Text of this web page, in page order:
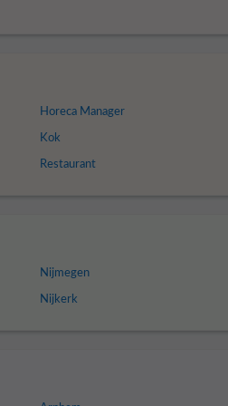
Horeca Manager
Kok
Restaurant
Nijmegen
Nijkerk